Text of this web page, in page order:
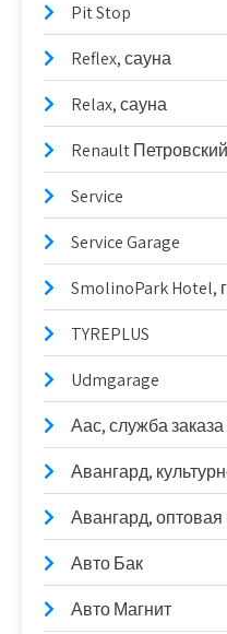
Pit Stop
Reflex, сауна
Relax, сауна
Renault Петровский
Service
Service Garage
SmolinoPark Hotel,
TYREPLUS
Udmgarage
Аас, служба
Авангард,
Авангард,
Авто Бак
Авто Магнит